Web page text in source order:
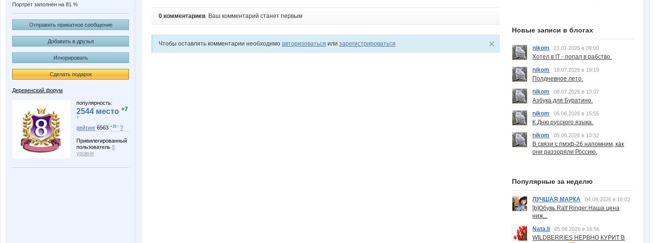
Портрет заполнен на 81 %
Отправить приватное сообщение
Добавить в друзья
Игнорировать
Сделать подарок
Деревенский форум
популярность:
2544 место +7
↑
рейтинг 6563 +15 ↑ ?
Привилегированный
пользователь 8
уровня
0 комментариев. Ваш комментарий станет первым
Чтобы оставлять комментарии необходимо авторизоваться или зарегистрироваться
Новые записи в блогах
nikom 21.07.2026 в 09:00
Хотел в IT - попал в рабство.
nikom
18.07.2026 в 19:19
Полдневное лето.
nikom
08.07.2026 в 13:07
Азбука для Буратино.
nikom
05.06.2026 в 15:55
К Дню русского языка.
nikom
05.06.2026 в 10:32
В связи с пмэф-26 напомним, как
они раззоряли Россию.
Популярные за неделю
ЛУЧШАЯ МАРКА 04.08.2026 в 16:02
[b]Обувь Ralf Ringer Наша цена
ниж...
Nata.li
05.08.2026 в 16:56
WILDBERRIES НЕРВНО КУРИТ В